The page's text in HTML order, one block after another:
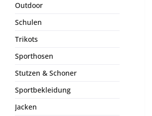
Outdoor
Schulen
Trikots
Sporthosen
Stutzen & Schoner
Sportbekleidung
Jacken